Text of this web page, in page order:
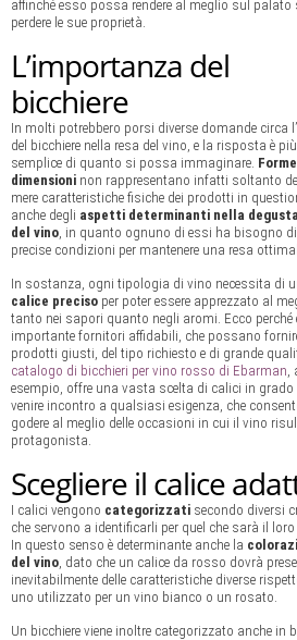
affinché esso possa rendere al meglio sul palato
perdere le sue proprietà.
L’importanza del
bicchiere
In molti potrebbero porsi diverse domande circa
del bicchiere nella resa del vino, e la risposta è più
semplice di quanto si possa immaginare.
dimensioni non rappresentano infatti soltanto
mere caratteristiche fisiche dei prodotti in
anche degli aspetti determinanti nella
del vino , in quanto ognuno di essi ha bisogno di
precise condizioni per mantenere una resa
In sostanza, ogni tipologia di vino necessita di
calice preciso per poter essere apprezzato al
tanto nei sapori quanto negli aromi. Ecco perché
importante fornitori affidabili, che possano
prodotti giusti, del tipo richiesto e di grande
catalogo di bicchieri per vino rosso di Ebarman
esempio, offre una vasta scelta di calici in grado
venire incontro a qualsiasi esigenza, che
godere al meglio delle occasioni in cui il vino
protagonista.
Scegliere il calice
I calici vengono categorizzati secondo diversi
che servono a identificarli per quel che sarà il loro
In questo senso è determinante anche la
del vino , dato che un calice da rosso dovrà
inevitabilmente delle caratteristiche diverse
uno utilizzato per un vino bianco o un rosato.
Un bicchiere viene inoltre categorizzato anche in